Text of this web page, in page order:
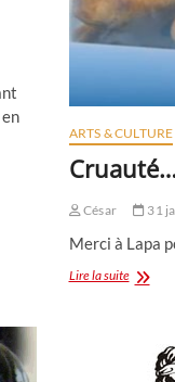
ARTS & CULTURE
César 31
Merci à Lapa
Lire la suiteCruauté….